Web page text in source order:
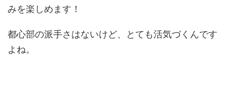
みを楽しめます！
都心部の派手さはないけど、とても活気づくんです
よね。